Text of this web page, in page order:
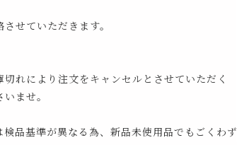
せていただきます。
れにより注文をキャンセルとさせていただく
ませ。
品基準が異なる為、新品未使用品でもごくわず